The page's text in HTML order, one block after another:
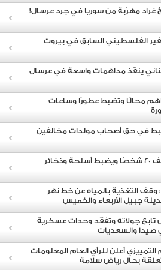
غراد مهرّبة من سوريا في جرد عرسال!
الفلسطيني السابق في بيروت
ينفّذ مداهمات واسعة في عرسال
محالًا وتضبط عطورًا وساعات
الجيش يوقف 20 شخصًا ويضبط أسلحة وذخائر
وقف التغذية بالمياه عن خط نهر
جبيل الأربعاء والخميس
تابع جولاته وتفقَد وحدات عسكرية
صيدا والسعديات
التمييزي أعلن للرأي العام المعلومات
بحال رياض سلامة